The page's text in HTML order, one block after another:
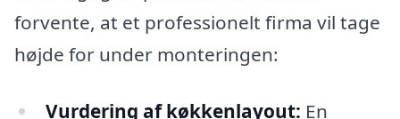
forvente, at et professionelt firma vil tage
højde for under monteringen:
Vurdering af køkkenlayout: En